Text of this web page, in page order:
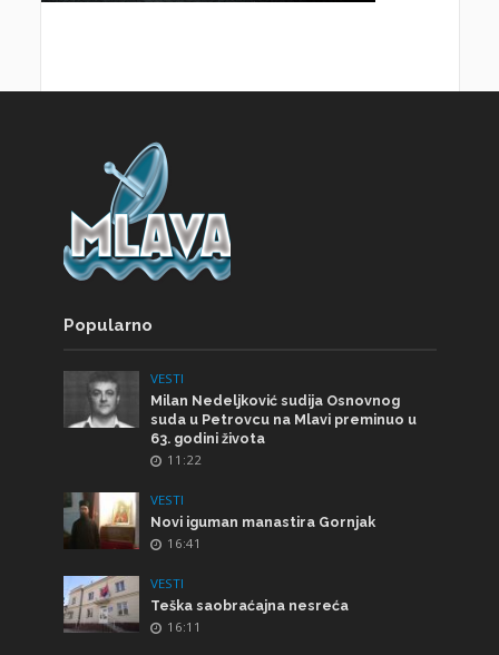
Popularno
VESTI
Milan Nedeljković sudija Osnovnog
suda u Petrovcu na Mlavi preminuo u
63. godini života
11:22
VESTI
Novi iguman manastira Gornjak
16:41
VESTI
Teška saobraćajna nesreća
16:11